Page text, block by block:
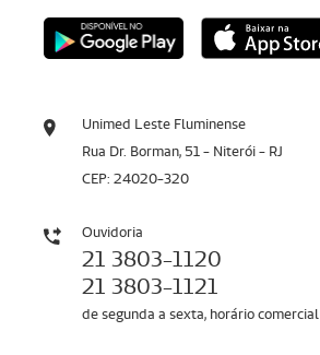
Unimed Leste Fluminense
Rua Dr. Borman, 51 - Niterói - RJ
CEP: 24020-320
Ouvidoria
21 3803-1120
21 3803-1121
de segunda a sexta, horário comercial